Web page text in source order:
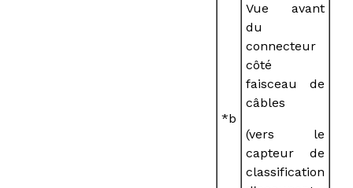
*b
Vue avant
du
connecteur
côté
faisceau de
câbles
(vers le
capteur de
classification